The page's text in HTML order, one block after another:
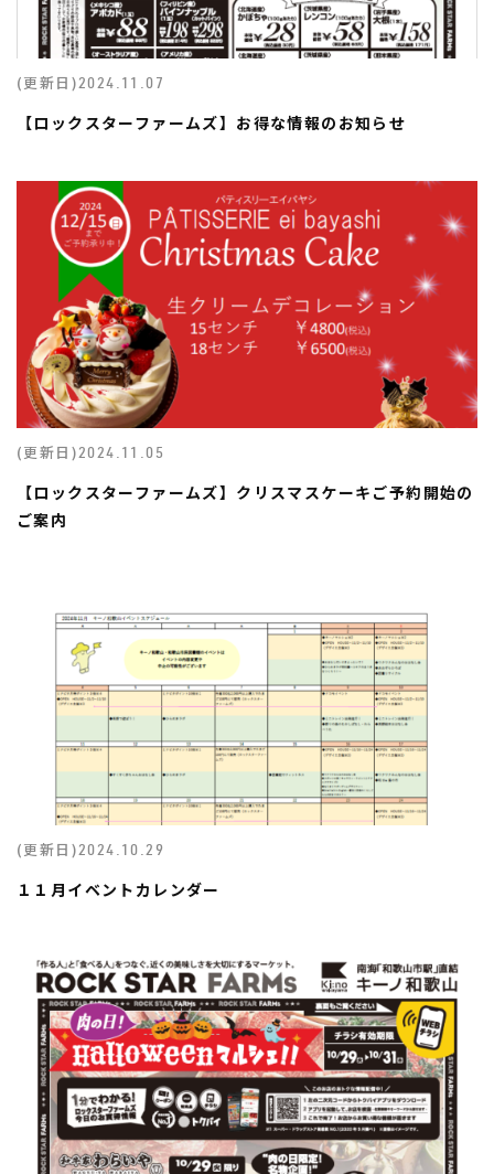
(更新日)2024.11.07
【ロックスターファームズ】お得な情報のお知らせ
(更新日)2024.11.05
【ロックスターファームズ】クリスマスケーキご予約開始の
ご案内
(更新日)2024.10.29
１１月イベントカレンダー